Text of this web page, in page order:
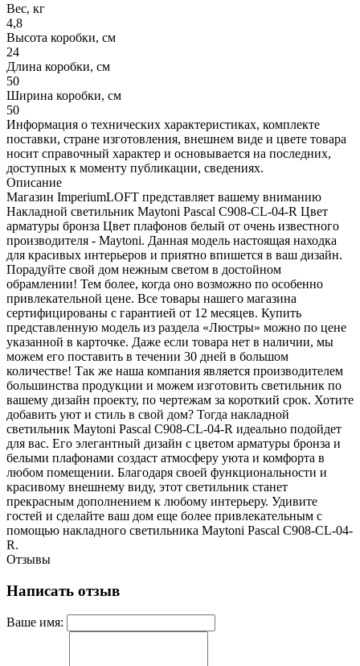
Вес, кг
4,8
Высота коробки, см
24
Длина коробки, см
50
Ширина коробки, см
50
Информация о технических характеристиках, комплекте
поставки, стране изготовления, внешнем виде и цвете товара
носит справочный характер и основывается на последних,
доступных к моменту публикации, сведениях.
Описание
Магазин ImperiumLOFT представляет вашему вниманию
Накладной светильник Maytoni Pascal C908-CL-04-R Цвет
арматуры бронза Цвет плафонов белый от очень известного
производителя - Maytoni. Данная модель настоящая находка
для красивых интерьеров и приятно впишется в ваш дизайн.
Порадуйте свой дом нежным светом в достойном
обрамлении! Тем более, когда оно возможно по особенно
привлекательной цене. Все товары нашего магазина
сертифицированы с гарантией от 12 месяцев. Купить
представленную модель из раздела «Люстры» можно по цене
указанной в карточке. Даже если товара нет в наличии, мы
можем его поставить в течении 30 дней в большом
количестве! Так же наша компания является производителем
большинства продукции и можем изготовить светильник по
вашему дизайн проекту, по чертежам за короткий срок. Хотите
добавить уют и стиль в свой дом? Тогда накладной
светильник Maytoni Pascal C908-CL-04-R идеально подойдет
для вас. Его элегантный дизайн с цветом арматуры бронза и
белыми плафонами создаст атмосферу уюта и комфорта в
любом помещении. Благодаря своей функциональности и
красивому внешнему виду, этот светильник станет
прекрасным дополнением к любому интерьеру. Удивите
гостей и сделайте ваш дом еще более привлекательным с
помощью накладного светильника Maytoni Pascal C908-CL-04-
R.
Отзывы
Написать отзыв
Ваше имя: